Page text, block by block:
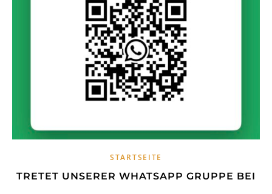
STARTSEITE
TRETET UNSERER WHATSAPP GRUPPE BEI